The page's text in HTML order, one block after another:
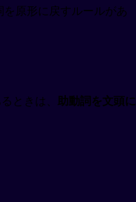
原形に戻すルールがあ
ときは、
助動詞を文頭に